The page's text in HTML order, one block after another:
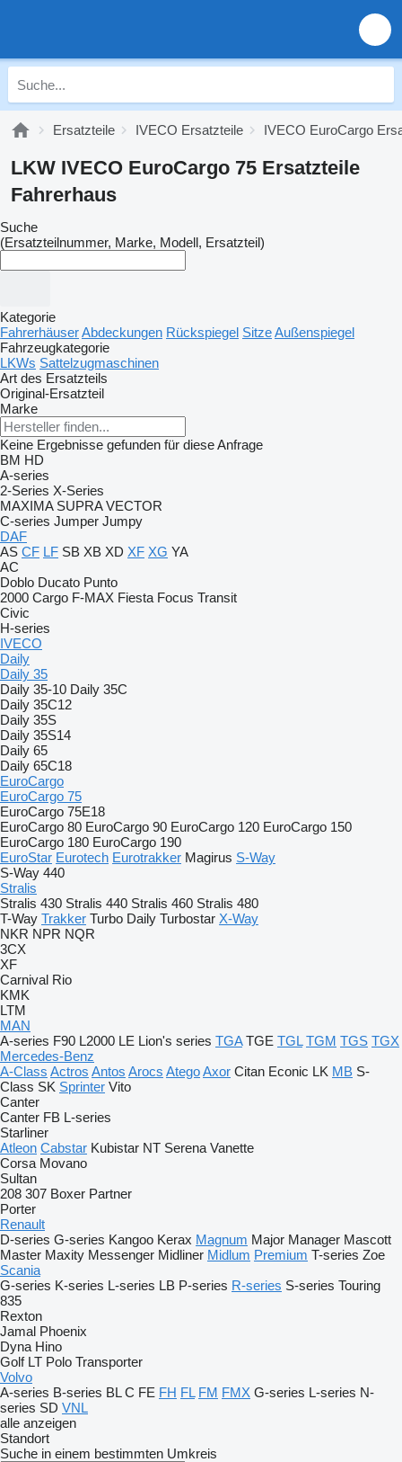
Ersatzteile IVECO Ersatzteile IVECO EuroCargo
LKW IVECO EuroCargo 75 Ersatzteile
Fahrerhaus
Suche
(Ersatzteilnummer, Marke, Modell, Ersatzteil)
Kategorie
FahrerhäuserAbdeckungen Rückspiegel SitzeAußenspiegel
Fahrzeugkategorie
LKWs Sattelzugmaschinen
Art des Ersatzteils
Original-Ersatzteil
Marke
Keine Ergebnisse gefunden für diese Anfrage
BM HD
A-series
2-Series X-Series
MAXIMA SUPRA VECTOR
C-series Jumper Jumpy
DAF
AS CF LF SB XB XD XF XG YA
AC
Doblo Ducato Punto
2000 Cargo F-MAX Fiesta Focus Transit
Civic
H-series
IVECO
Daily
Daily 35
Daily 35-10 Daily 35C
Daily 35C12
Daily 35S
Daily 35S14
Daily 65
Daily 65C18
EuroCargo
EuroCargo 75
EuroCargo 75E18
EuroCargo 80 EuroCargo 90 EuroCargo 120 EuroCargo 150
EuroCargo 180 EuroCargo 190
EuroStar Eurotech Eurotrakker Magirus S-Way
S-Way 440
Stralis
Stralis 430 Stralis 440 Stralis 460 Stralis 480
T-Way Trakker Turbo Daily Turbostar X-Way
NKR NPR NQR
3CX
XF
Carnival Rio
KMK
LTM
MAN
A-series F90 L2000 LE Lion's series TGA TGE TGL TGM TGS TGX
Mercedes-Benz
A-Class Actros Antos Arocs AtegoAxor Citan Econic LK MB S-
Class SK Sprinter Vito
Canter
Canter FB L-series
Starliner
Atleon Cabstar Kubistar NT Serena Vanette
Corsa Movano
Sultan
208 307 Boxer Partner
Porter
Renault
D-series G-series Kangoo Kerax Magnum Major Manager Mascott
Master Maxity Messenger Midliner Midlum Premium T-series Zoe
Scania
G-series K-series L-series LB P-series R-series S-series Touring
835
Rexton
Jamal Phoenix
Dyna Hino
Golf LT Polo Transporter
Volvo
A-series B-series BLC FE FH FL FM FMX G-series L-series N-
series SD VNL
alle anzeigen
Standort
Suche in einem bestimmten Umkreis